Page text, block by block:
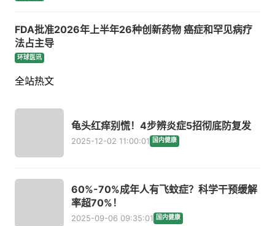
FDA批准2026年上半年26种创新药物 癌症和罕见病疗
法占主导
环球医讯
全站热文
龟头红痒别慌！4步辨炎症5招彻底防复发
2025-12-02 11:00:01 国内健康
60%-70%成年人有飞蚊症？科学干预缓解
率超70%！
2025-09-06 09:35:01 国内健康